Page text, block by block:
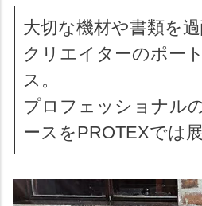
大切な機材や書類を
クリエイターのポー
ス。
プロフェッショナル
ースをPROTEXでは